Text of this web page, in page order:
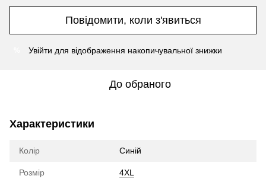
Повідомити, коли з'явиться
Увійти для відображення накопичувальної знижки
До обраного
Характеристики
Колір Синій
Розмір 4XL